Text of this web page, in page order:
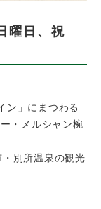
曜日、祝
ン」にまつわる
・メルシャン椀
別所温泉の観光